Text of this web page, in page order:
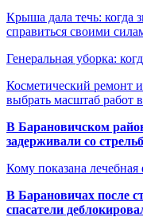
Крыша дала течь: когда
справиться своими
Генеральная уборка:
Косметический ремонт
выбрать масштаб работ
В Барановичском
задерживали со
Кому показана
В Барановичах после
спасатели